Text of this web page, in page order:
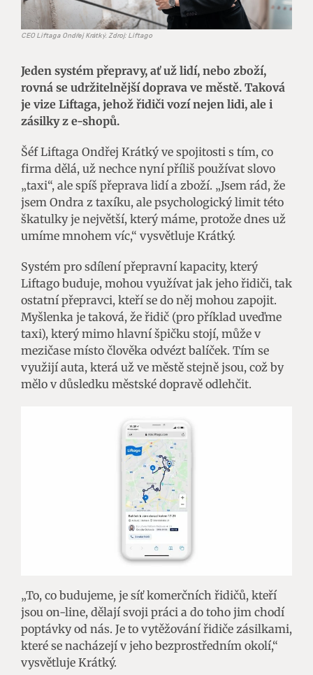
CEO Liftaga Ondřej Krátký. Zdroj: Liftago
Jeden systém přepravy, ať už lidí, nebo zboží,
rovná se udržitelnější doprava ve městě. Taková
je vize Liftaga, jehož řidiči vozí nejen lidi, ale i
zásilky z e-shopů.
Šéf Liftaga Ondřej Krátký ve spojitosti s tím, co
firma dělá, už nechce nyní příliš používat slovo
„taxi“, ale spíš přeprava lidí a zboží. „Jsem rád, že
jsem Ondra z taxíku, ale psychologický limit této
škatulky je největší, který máme, protože dnes už
umíme mnohem víc,“ vysvětluje Krátký.
Systém pro sdílení přepravní kapacity, který
Liftago buduje, mohou využívat jak jeho řidiči, tak
ostatní přepravci, kteří se do něj mohou zapojit.
Myšlenka je taková, že řidič (pro příklad uveďme
taxi), který mimo hlavní špičku stojí, může v
mezičase místo člověka odvézt balíček. Tím se
využijí auta, která už ve městě stejně jsou, což by
mělo v důsledku městské dopravě odlehčit.
„To, co budujeme, je síť komerčních řidičů, kteří
jsou on-line, dělají svoji práci a do toho jim chodí
poptávky od nás. Je to vytěžování řidiče zásilkami,
které se nacházejí v jeho bezprostředním okolí,“
vysvětluje Krátký.